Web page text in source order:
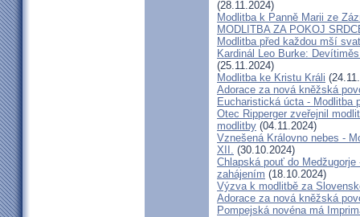
(28.11.2024)
Modlitba k Panně Marii ze
MODLITBA ZA POKOJ
Modlitba před každou mší
Kardinál Leo Burke:
(25.11.2024)
Modlitba ke Kristu Králi
Adorace za nová kněžská
Eucharistická úcta - Modlitba
Otec Ripperger zveřejnil
modlitby (04.11.2024)
Vznešená Královno nebes -
XII. (30.10.2024)
Chlapská pouť do
zahájením (18.10.2024)
Výzva k modlitbě za
Adorace za nová kněžská
Pompejská novéna má